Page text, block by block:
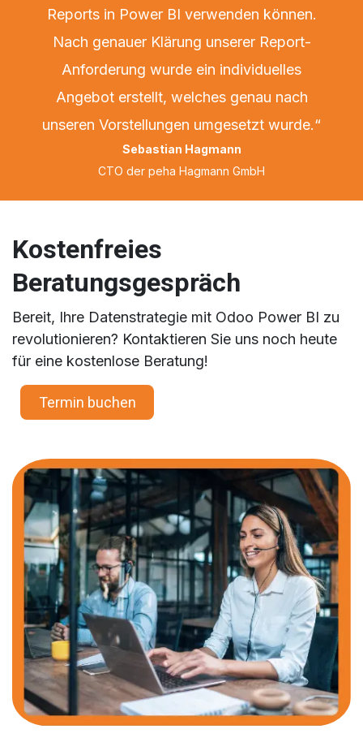
Reports in Power BI verwenden können.
Nach genauer Klärung unserer Report-
Anforderung wurde ein individuelles
Angebot erstellt, welches genau nach
unseren Vorstellungen umgesetzt wurde.“
Sebastian Hagmann
CTO der peha Hagmann GmbH
Kostenfreies
Beratungsgespräch
Bereit, Ihre Datenstrategie mit Odoo Power BI zu
revolutionieren? Kontaktieren Sie uns noch heute
für eine kostenlose Beratung!
Termin buchen